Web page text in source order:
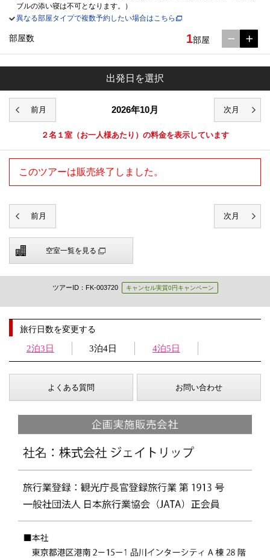
ブルの添い寝は不可となります。）
異なる部屋タイプで複数予約したい場合はこちら
部屋数 1部屋
出発日を選択
2026年10月
２名１室 （お一人様あたり）の料金を表示しています
このツアーは販売終了しました。
空室一覧を見る
ツアーID：FK-003720 キャンセル実質0円キャンペーン
旅行日数を変更する
2泊3日 3泊4日 4泊5日
よくある質問 お問い合わせ